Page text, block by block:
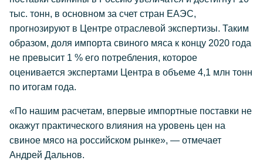
тыс. тонн, в основном за счет стран ЕАЭС,
прогнозируют в Центре отраслевой экспертизы. Таким
образом, доля импорта свиного мяса к концу 2020 года
не превысит 1 % его потребления, которое
оценивается экспертами Центра в объеме 4,1 млн тонн
по итогам года.
«По нашим расчетам, впервые импортные поставки не
окажут практического влияния на уровень цен на
свиное мясо на российском рынке», — отмечает
Андрей Дальнов.